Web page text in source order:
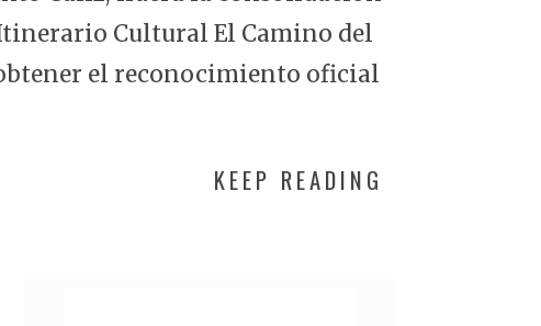
Cultural El Camino del
el reconocimiento oficial
KEEP READING